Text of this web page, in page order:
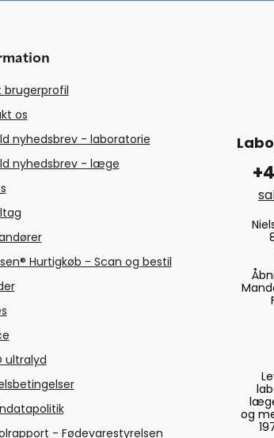
brugerprofil
os
nyhedsbrev - laboratorie
nyhedsbrev - læge
Hurtigkøb - Scan og bestil
ultralyd
- Fødevarestyrelsen
og